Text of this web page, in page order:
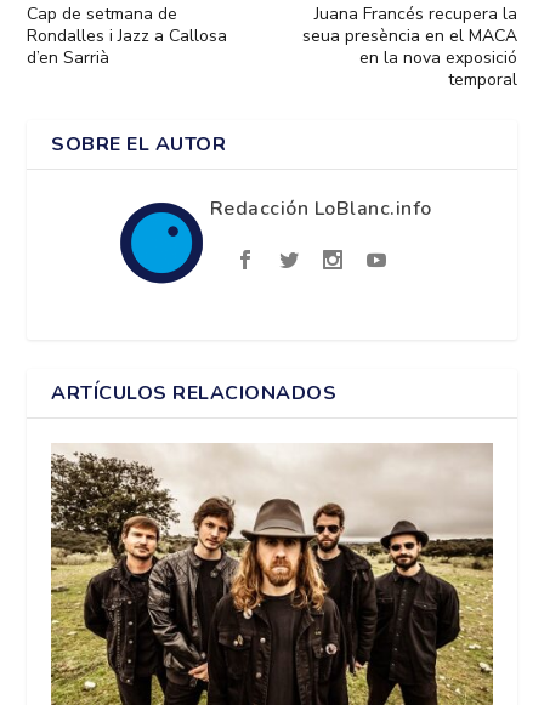
Cap de setmana de
Rondalles i Jazz a Callosa
d’en Sarrià
Juana Francés recupera la
seua presència en el MACA
en la nova exposició
temporal
SOBRE EL AUTOR
Redacción LoBlanc.info
ARTÍCULOS RELACIONADOS